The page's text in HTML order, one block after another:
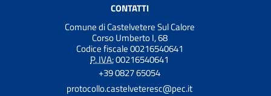
CONTATTI
Comune di Castelvetere Sul Calore
Corso Umberto I, 68
Codice fiscale 00216540641
P. IVA:00216540641
+39 0827 65054
protocollo.castelveteresc@pec.it